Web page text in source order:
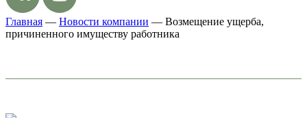
Главная — Новости компании — Возмещение ущерба,
причиненного имуществу работника